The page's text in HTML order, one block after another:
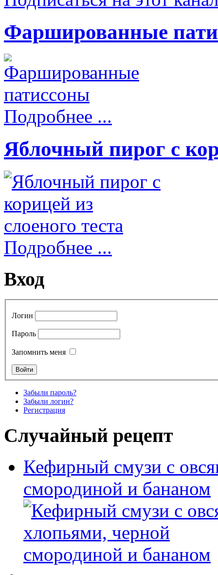
Фаршированные
Подробнее ...
Яблочный пирог с
Подробнее ...
Вход
Логин
Пароль
Запомнить меня
Забыли пароль?
Забыли логин?
Регистрация
Случайный рецепт
Кефирный смузи с
смородиной и бананом